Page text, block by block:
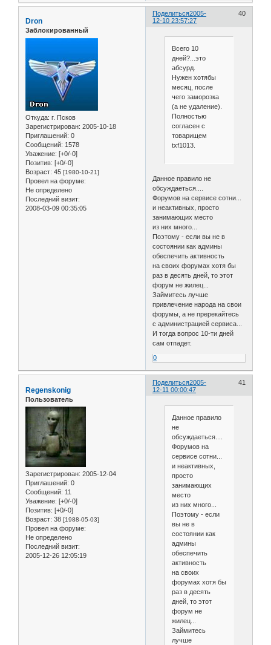
Поделиться 40
2005-
12-10 23:57:27
Dron
Заблокированный
Откуда: г. Псков
Зарегистрирован: 2005-10-18
Приглашений: 0
Сообщений: 1578
Уважение: [+0/-0]
Позитив: [+0/-0]
Возраст: 45 [1980-10-21]
Провел на форуме:
Не определено
Последний визит:
2008-03-09 00:35:05
Всего 10
дней?...это
абсурд.
Нужен хотябы
месяц, после
чего заморозка
(а не удаление).
Полностью
согласен с
товарищем
txf1013.
Данное правило не
обсуждаеться....
Форумов на сервисе сотни...
и неактивных, просто
занимающих место
из них много...
Поэтому - если вы не в
состоянии как админы
обеспечить активность
на своих форумах хотя бы
раз в десять дней, то этот
форум не жилец...
Займитесь лучше
привлечение народа на свои
форумы, а не пререкайтесь
с администрацией сервиса...
И тогда вопрос 10-ти дней
сам отпадет.
0
Поделиться 41
2005-
12-11 00:00:47
Regenskonig
Пользователь
Зарегистрирован: 2005-12-04
Приглашений: 0
Сообщений: 11
Уважение: [+0/-0]
Позитив: [+0/-0]
Возраст: 38 [1988-05-03]
Провел на форуме:
Не определено
Последний визит:
2005-12-26 12:05:19
Данное правило
не
обсуждаеться....
Форумов на
сервисе сотни...
и неактивных,
просто
занимающих
место
из них много...
Поэтому - если
вы не в
состоянии как
админы
обеспечить
активность
на своих
форумах хотя бы
раз в десять
дней, то этот
форум не
жилец...
Займитесь
лучше